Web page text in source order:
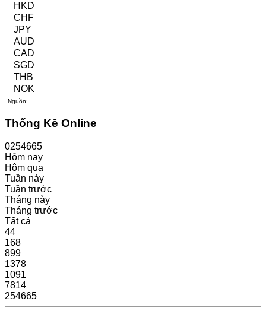
HKD
CHF
JPY
AUD
CAD
SGD
THB
NOK
Nguồn:
Thống Kê Online
0254665
Hôm nay
Hôm qua
Tuần này
Tuần trước
Tháng này
Tháng trước
Tất cả
44
168
899
1378
1091
7814
254665